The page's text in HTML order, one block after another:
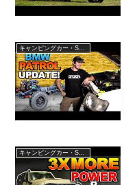
キャンピングカー・SUV人気車種